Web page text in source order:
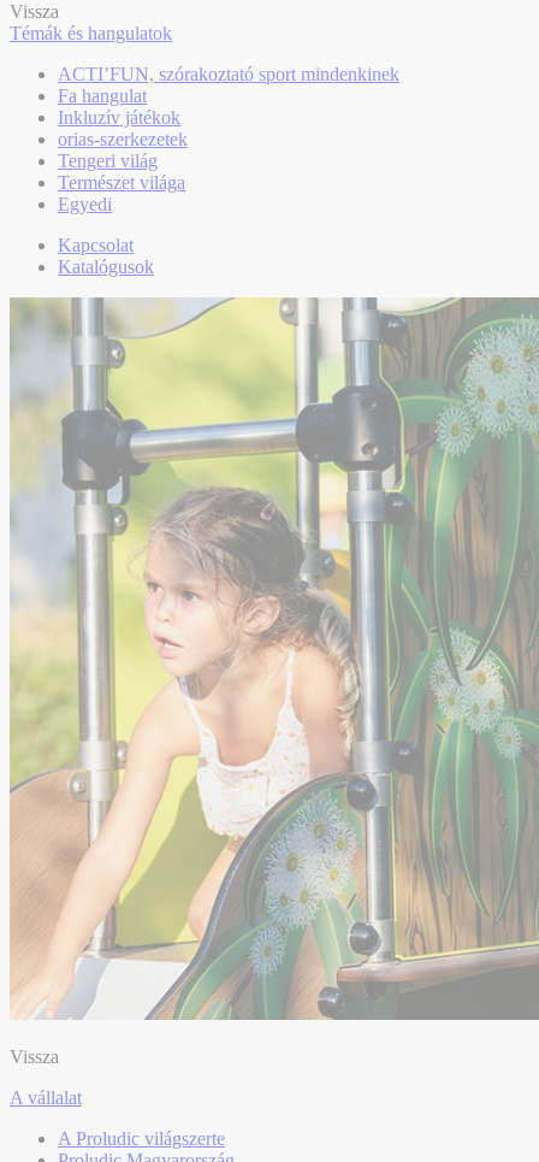
Vissza
Témák és hangulatok
ACTI’FUN, szórakoztató sport mindenkinek
Fa hangulat
Inkluzív játékok
orias-szerkezetek
Tengeri világ
Természet világa
Egyedi
Kapcsolat
Katalógusok
Vissza
A vállalat
A Proludic világszerte